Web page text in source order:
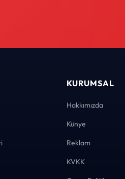
KURUMSAL
Hakkımızda
Künye
Reklam
KVKK